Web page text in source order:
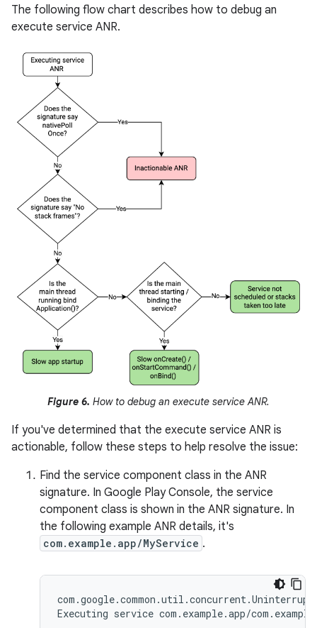
The following flow chart describes how to debug an
execute service ANR.
Figure 6. How to debug an execute service ANR.
If you've determined that the execute service ANR is
actionable, follow these steps to help resolve the issue:
Find the service component class in the ANR
signature. In Google Play Console, the service
component class is shown in the ANR signature. In
the following example ANR details, it's
com.example.app/MyService .